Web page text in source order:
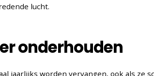
lucht.
onderhouden
jaarlijks worden vervangen, ook als ze